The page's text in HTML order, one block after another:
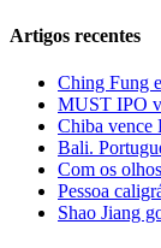
Artigos recentes
Ching Fung
MUST IPO
Chiba vence
Bali.
Com os
Pessoa
Shao Jiang